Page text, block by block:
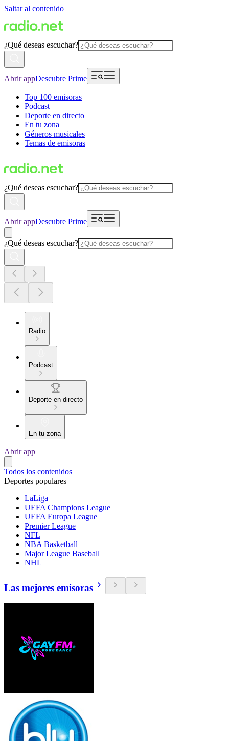
Saltar al contenido
¿Qué deseas escuchar?
Abrir appDescubre Prime
Top 100 emisoras
Podcast
Deporte en directo
En tu zona
Géneros musicales
Temas de emisoras
¿Qué deseas escuchar?
Abrir appDescubre Prime
¿Qué deseas escuchar?
Radio
Podcast
Deporte en directo
En tu zona
Abrir app
Todos los contenidos
Deportes populares
LaLiga
UEFA Champions League
UEFA Europa League
Premier League
NFL
NBA Basketball
Major League Baseball
NHL
Las mejores emisoras